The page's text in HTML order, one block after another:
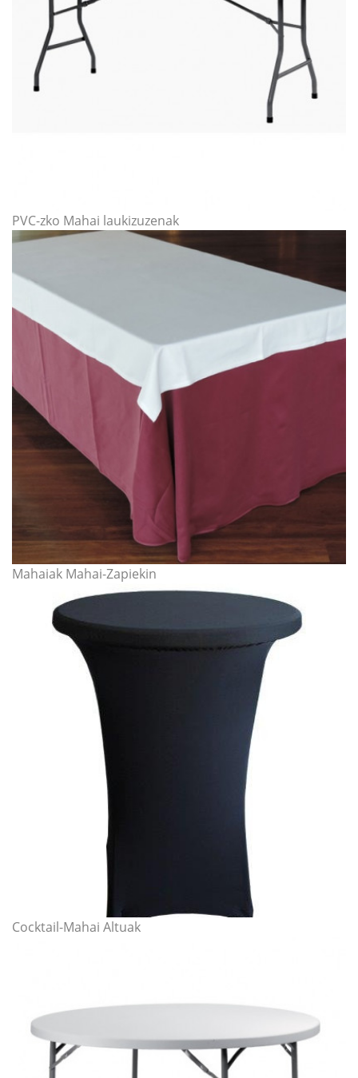
PVC-zko Mahai laukizuzenak
Mahaiak Mahai-Zapiekin
Cocktail-Mahai Altuak